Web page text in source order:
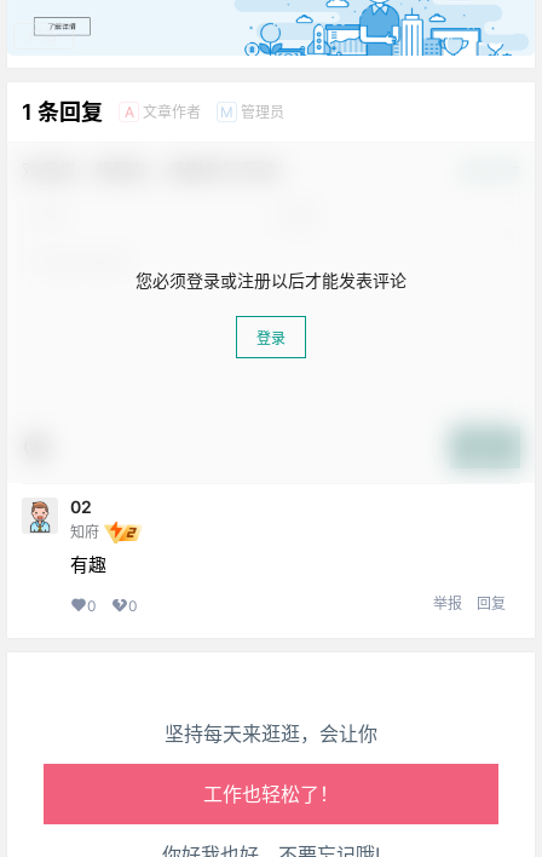
广告
1 条回复 A 文章作者 M 管理员
您必须登录或注册以后才能发表评论
登录
02
知府
有趣
0 0 举报 回复
坚持每天来逛逛，会让你
腰也不酸了！
工作也轻松了！